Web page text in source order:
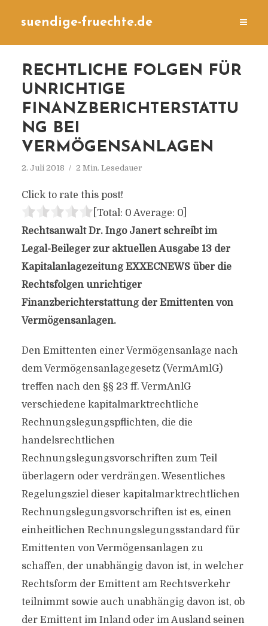
suendige-fruechte.de
RECHTLICHE FOLGEN FÜR
UNRICHTIGE
FINANZBERICHTERSTATTU
NG BEI
VERMÖGENSANLAGEN
2. Juli 2018 2 Min. Lesedauer
Click to rate this post!
[Total: 0 Average: 0]
Rechtsanwalt Dr. Ingo Janert schreibt im
Legal-Beileger zur aktuellen Ausgabe 13 der
Kapitalanlagezeitung EXXECNEWS über die
Rechtsfolgen unrichtiger
Finanzberichterstattung der Emittenten von
Vermögensanlagen.
Den Emittenten einer Vermögensanlage nach
dem Vermögensanlagegesetz (VermAmlG)
treffen nach den §§ 23 ff. VermAnlG
verschiedene kapitalmarktrechtliche
Rechnungslegungspflichten, die die
handelsrechtlichen
Rechnungslegungsvorschriften zum Teil
überlagern oder verdrängen. Wesentliches
Regelungsziel dieser kapitalmarktrechtlichen
Rechnungslegungsvorschriften ist es, einen
einheitlichen Rechnungslegungsstandard für
Emittenten von Vermögensanlagen zu
schaffen, der unabhängig davon ist, in welcher
Rechtsform der Emittent am Rechtsverkehr
teilnimmt sowie auch unabhängig davon ist, ob
der Emittent im Inland oder im Ausland seinen